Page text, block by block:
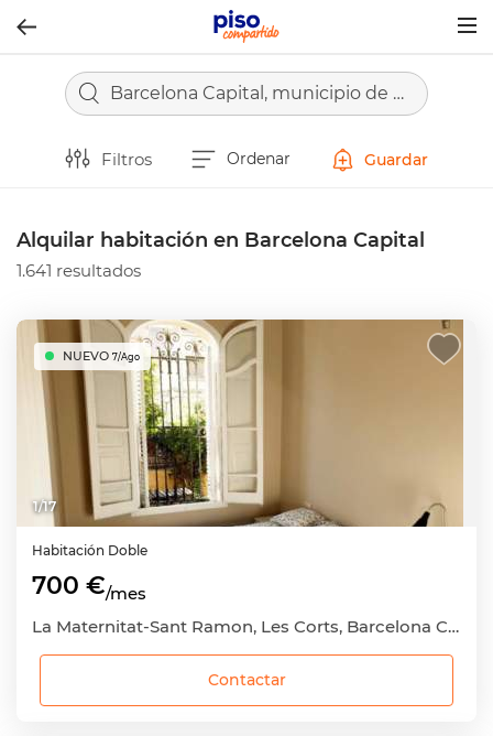
Barcelona Capital, municipio de Barcelona
Filtros Ordenar Guardar
Alquilar habitación en Barcelona Capital
1.641 resultados
1/17
NUEVO 7/Ago
Habitación Doble
700 €/mes
La Maternitat-Sant Ramon, Les Corts, Barcelona Capital, Barcelona
Contactar